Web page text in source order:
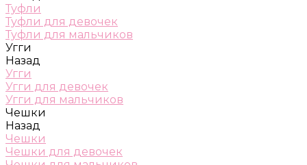
Туфли
Туфли для девочек
Туфли для мальчиков
Угги
Назад
Угги
Угги для девочек
Угги для мальчиков
Чешки
Назад
Чешки
Чешки для девочек